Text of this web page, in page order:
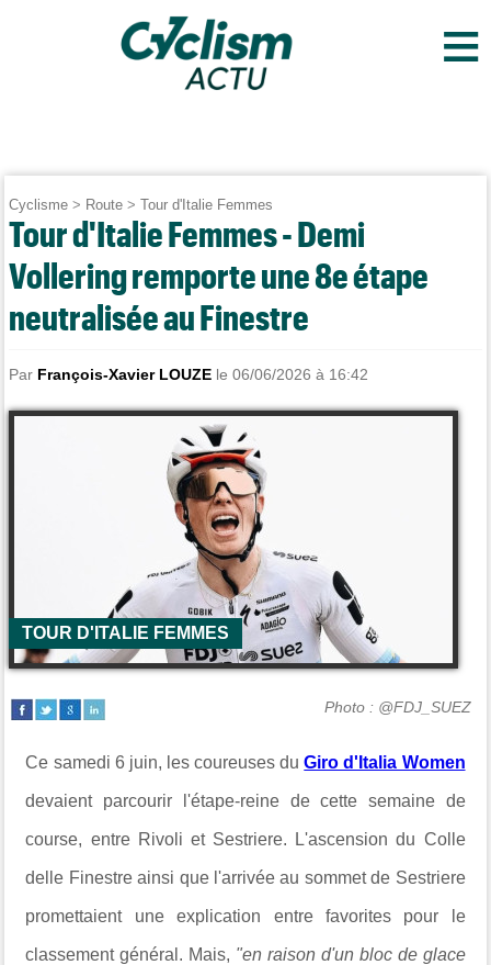
≡
Cyclisme > Route >Tour d'Italie Femmes
Tour d'Italie Femmes - Demi
Vollering remporte une 8e étape
neutralisée au Finestre
Par François-Xavier LOUZE le 06/06/2026 à 16:42
TOUR D'ITALIE FEMMES
Photo : @FDJ_SUEZ
Ce samedi 6 juin, les coureuses duGiro d'Italia Women
devaient parcourir l'étape-reine de cette semaine de
course, entre Rivoli et Sestriere. L'ascension du Colle
delle Finestre ainsi que l'arrivée au sommet de Sestriere
promettaient une explication entre favorites pour le
classement général. Mais, "en raison d'un bloc de glace